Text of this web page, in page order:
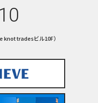
knot tradesビル10F）